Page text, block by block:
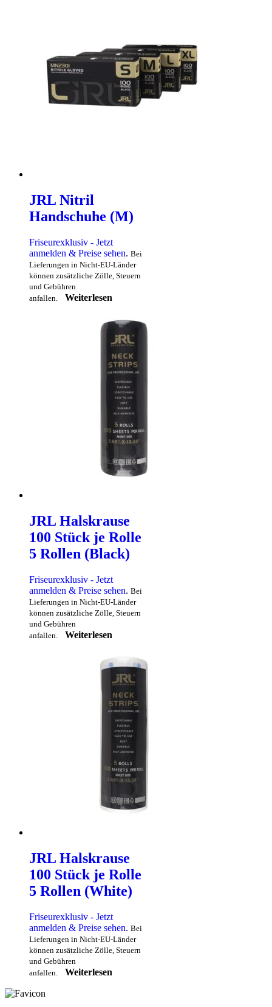
JRL Nitril
Handschuhe (M)
Friseurexklusiv - Jetzt
anmelden & Preise sehen. Bei
Lieferungen in Nicht-EU-Länder
können zusätzliche Zölle, Steuern
und Gebühren
anfallen.
Weiterlesen
JRL Halskrause
100 Stück je Rolle
5 Rollen (Black)
Friseurexklusiv - Jetzt
anmelden & Preise sehen. Bei
Lieferungen in Nicht-EU-Länder
können zusätzliche Zölle, Steuern
und Gebühren
anfallen.
Weiterlesen
JRL Halskrause
100 Stück je Rolle
5 Rollen (White)
Friseurexklusiv - Jetzt
anmelden & Preise sehen. Bei
Lieferungen in Nicht-EU-Länder
können zusätzliche Zölle, Steuern
und Gebühren
anfallen.
Weiterlesen